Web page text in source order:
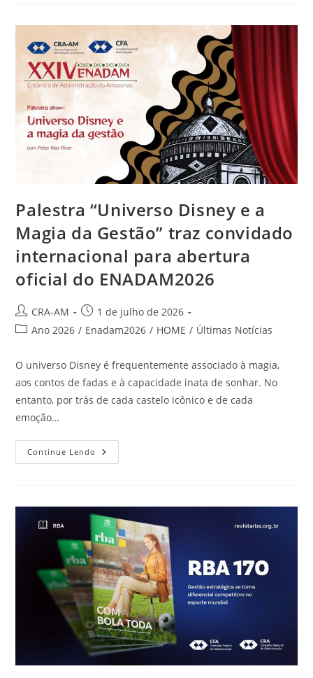
Palestra “Universo Disney e a
Magia da Gestão” traz convidado
internacional para abertura
oficial do ENADAM2026
CRA-AM
1 de julho de 2026
Ano 2026 / Enadam2026 / HOME / Últimas Notícias
O universo Disney é frequentemente associado à magia,
aos contos de fadas e à capacidade inata de sonhar. No
entanto, por trás de cada castelo icônico e de cada
emoção…
Continue Lendo